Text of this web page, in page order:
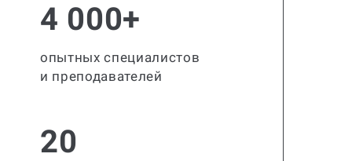
4 000+
опытных специалистов
и преподавателей
20